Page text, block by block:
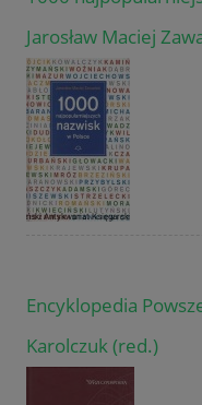
Jarosław Maciej
Encyklopedia
Karolczuk (red.)